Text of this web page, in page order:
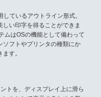
ているアウトライン形式。
い印字を得ることができま
ムはOSの機能として備わって
ソフトやプリンタの種類にか
す。
トを、ディスプレイ上に滑ら